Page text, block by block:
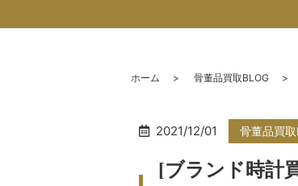
ホーム 骨董品買取BLOG
2021/12/01 骨董品買
[ブランド時計